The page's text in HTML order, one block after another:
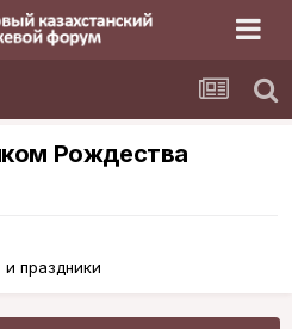
Рождества
праздники